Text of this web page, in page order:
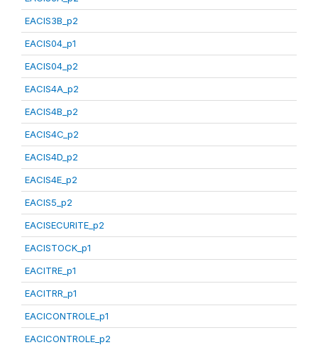
EACIS3B_p2
EACIS04_p1
EACIS04_p2
EACIS4A_p2
EACIS4B_p2
EACIS4C_p2
EACIS4D_p2
EACIS4E_p2
EACIS5_p2
EACISECURITE_p2
EACISTOCK_p1
EACITRE_p1
EACITRR_p1
EACICONTROLE_p1
EACICONTROLE_p2